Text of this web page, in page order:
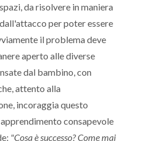
da risolvere in maniera
per poter essere
il problema deve
aperto alle diverse
dal bambino, con
attento alla
incoraggia questo
consapevole
"Cosa è successo? Come mai